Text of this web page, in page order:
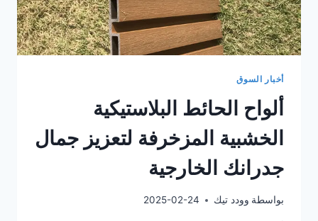
أخبار السوق
ألواح الحائط البلاستيكية
الخشبية المزخرفة لتعزيز جمال
جدرانك الخارجية
بواسطة وودد تيك 2025-02-24